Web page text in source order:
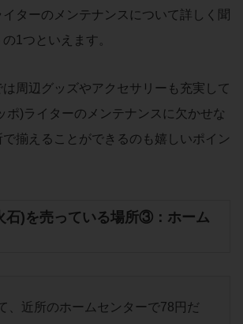
ターのメンテナンスについて詳しく聞
1つといえます。
周辺グッズやアクセサリーも充実して
ポ)ライターのメンテナンスに欠かせな
揃えることができるのも嬉しいポイン
石)を売っている場所③：ホーム
、近所のホームセンターで78円だ